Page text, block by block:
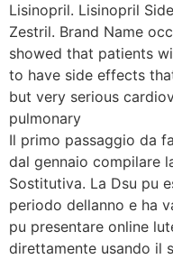
Lisinopril. Lisinopril
Zestril. Brand Name
showed that patients
to have side effects
but very serious
pulmonary
Il primo passaggio da
dal gennaio compilare
Sostitutiva. La Dsu pu
periodo dellanno e ha
pu presentare online
direttamente usando il